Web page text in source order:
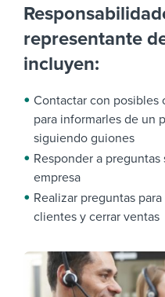
representante
incluyen:
Contactar con
para informarles de un
siguiendo guiones
Responder a
empresa
Realizar preguntas
clientes y cerrar ventas